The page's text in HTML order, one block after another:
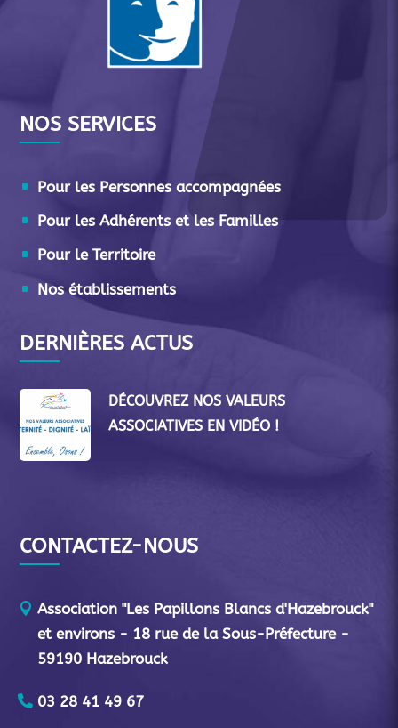
NOS SERVICES
Pour les Personnes accompagnées
Pour les Adhérents et les Familles
Pour le Territoire
Nos établissements
DERNIÈRES ACTUS
DÉCOUVREZ NOS VALEURS
ASSOCIATIVES EN VIDÉO !
CONTACTEZ-NOUS
Association "Les Papillons Blancs d'Hazebrouck"
et environs - 18 rue de la Sous-Préfecture -
59190 Hazebrouck
03 28 41 49 67